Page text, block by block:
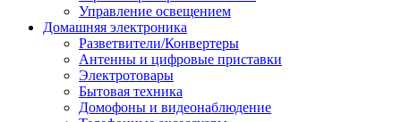
Управление освещением
Домашняя электроника
Разветвители/Конвертеры
Антенны и цифровые приставки
Электротовары
Бытовая техника
Домофоны и видеонаблюдение